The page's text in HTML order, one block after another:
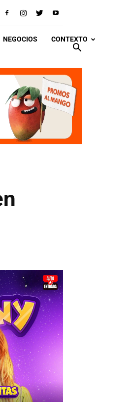
NEGOCIOS CONTEXTO